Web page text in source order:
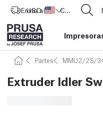
Envío a Estados
USD ($) CORE One L: ¡Ya disponible!
Partes MMU2/2S/3
Extruder Idler